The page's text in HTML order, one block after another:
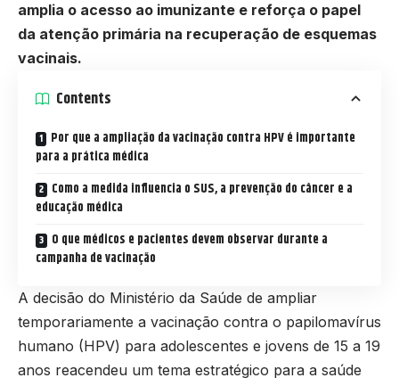
amplia o acesso ao imunizante e reforça o papel
da atenção primária na recuperação de esquemas
vacinais.
Contents
Por que a ampliação da vacinação contra HPV é importante
para a prática médica
Como a medida influencia o SUS, a prevenção do câncer e a
educação médica
O que médicos e pacientes devem observar durante a
campanha de vacinação
A decisão do Ministério da Saúde de ampliar
temporariamente a vacinação contra o papilomavírus
humano (HPV) para adolescentes e jovens de 15 a 19
anos reacendeu um tema estratégico para a saúde